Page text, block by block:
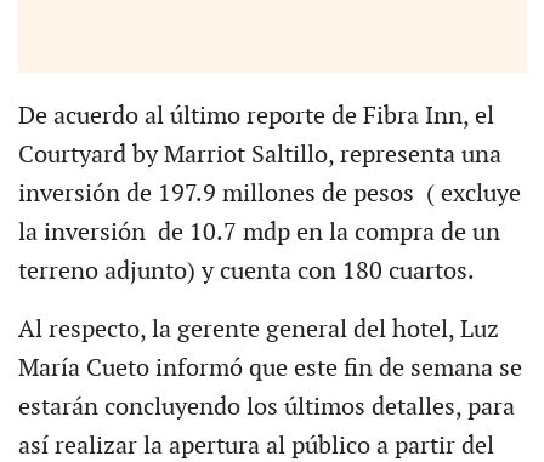
De acuerdo al último reporte de Fibra Inn, el
Courtyard by Marriot Saltillo, representa una
inversión de 197.9 millones de pesos ( excluye
la inversión de 10.7 mdp en la compra de un
terreno adjunto) y cuenta con 180 cuartos.
Al respecto, la gerente general del hotel, Luz
María Cueto informó que este fin de semana se
estarán concluyendo los últimos detalles, para
así realizar la apertura al público a partir del